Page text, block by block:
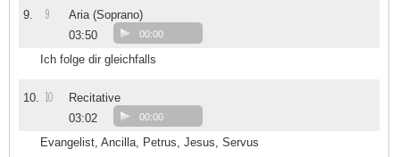
9. 9
Aria (Soprano)
03:50
00:00
Ich folge dir gleichfalls
10. 10
Recitative
03:02
00:00
Evangelist, Ancilla, Petrus, Jesus, Servus